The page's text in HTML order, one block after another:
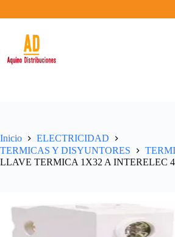
Inicio
ELECTRICIDAD
TERMICAS Y DISYUNTORES
LLAVE TERMICA 1X32 A INTERELEC